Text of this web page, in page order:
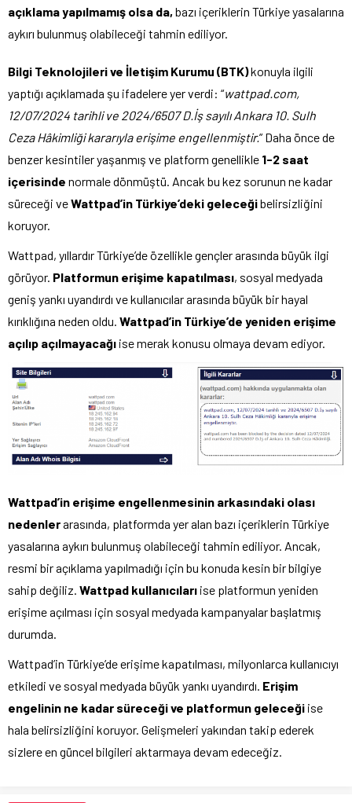
açıklama yapılmamış olsa da, bazı içeriklerin Türkiye yasalarına
aykırı bulunmuş olabileceği tahmin ediliyor.
Bilgi Teknolojileri ve İletişim Kurumu (BTK)konuyla ilgili
yaptığı açıklamada şu ifadelere yer verdi: “wattpad.com,
12/07/2024 tarihli ve 2024/6507 D.İş sayılı Ankara 10. Sulh
Ceza Hâkimliği kararıyla erişime engellenmiştir.” Daha önce de
benzer kesintiler yaşanmış ve platform genellikle 1-2 saat
içerisinde normale dönmüştü. Ancak bu kez sorunun ne kadar
süreceği veWattpad’in Türkiye’deki geleceğibelirsizliğini
koruyor.
Wattpad, yıllardır Türkiye’de özellikle gençler arasında büyük ilgi
görüyor. Platformun erişime kapatılması, sosyal medyada
geniş yankı uyandırdı ve kullanıcılar arasında büyük bir hayal
kırıklığına neden oldu. Wattpad’in Türkiye’de yeniden erişime
açılıp açılmayacağı ise merak konusu olmaya devam ediyor.
Wattpad’in erişime engellenmesinin arkasındaki olası
nedenlerarasında, platformda yer alan bazı içeriklerin Türkiye
yasalarına aykırı bulunmuş olabileceği tahmin ediliyor. Ancak,
resmi bir açıklama yapılmadığı için bu konuda kesin bir bilgiye
sahip değiliz. Wattpad kullanıcıları ise platformun yeniden
erişime açılması için sosyal medyada kampanyalar başlatmış
durumda.
Wattpad’in Türkiye’de erişime kapatılması, milyonlarca kullanıcıyı
etkiledi ve sosyal medyada büyük yankı uyandırdı. Erişim
engelinin ne kadar süreceği ve platformun geleceği ise
hala belirsizliğini koruyor. Gelişmeleri yakından takip ederek
sizlere en güncel bilgileri aktarmaya devam edeceğiz.